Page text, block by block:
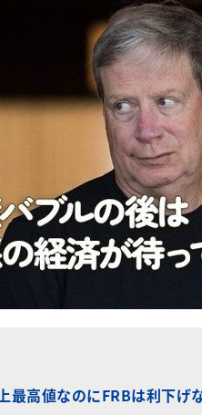
最高値なのにFRBは利下げ